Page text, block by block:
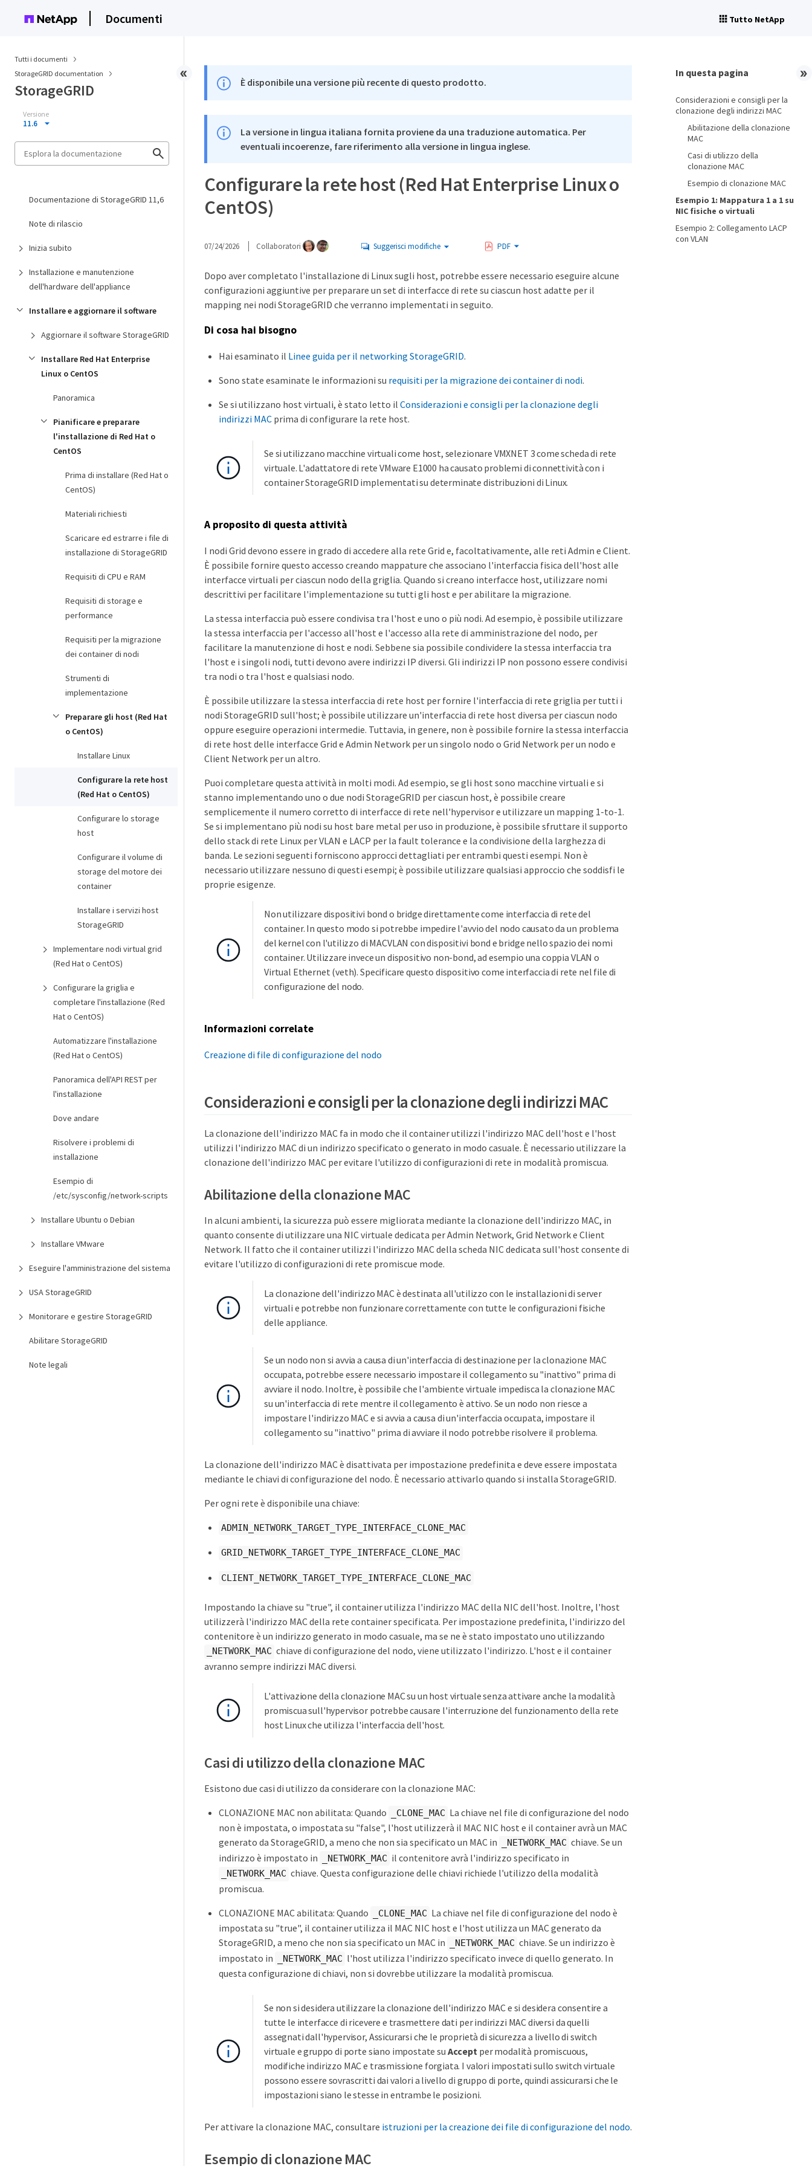
Documenti Tutto NetApp
Tutti i documenti
StorageGRID documentation
StorageGRID
Versione
11.6
Documentazione di StorageGRID 11,6
Note di rilascio
Inizia subito
Installazione e manutenzione
dell'hardware dell'appliance
Installare e aggiornare il software
Aggiornare il software StorageGRID
Installare Red Hat Enterprise
Linux o CentOS
Panoramica
Pianificare e preparare
l'installazione di Red Hat o
CentOS
Prima di installare (Red Hat o
CentOS)
Materiali richiesti
Scaricare ed estrarre i file di
installazione di StorageGRID
Requisiti di CPU e RAM
Requisiti di storage e
performance
Requisiti per la migrazione
dei container di nodi
Strumenti di
implementazione
Preparare gli host (Red Hat
o CentOS)
Installare Linux
Configurare la rete host
(Red Hat o CentOS)
Configurare lo storage
host
Configurare il volume di
storage del motore dei
container
Installare i servizi host
StorageGRID
Implementare nodi virtual grid
(Red Hat o CentOS)
Configurare la griglia e
completare l'installazione (Red
Hat o CentOS)
Automatizzare l'installazione
(Red Hat o CentOS)
Panoramica dell'API REST per
l'installazione
Dove andare
Risolvere i problemi di
installazione
Esempio di
/etc/sysconfig/network-scripts
Installare Ubuntu o Debian
Installare VMware
Eseguire l'amministrazione del sistema
USA StorageGRID
Monitorare e gestire StorageGRID
Abilitare StorageGRID
Note legali
È disponibile una versione più recente di questo prodotto.
La versione in lingua italiana fornita proviene da una traduzione automatica. Per
eventuali incoerenze, fare riferimento alla versione in lingua inglese.
Configurare la rete host (Red Hat Enterprise Linux o
CentOS)
07/24/2026 Collaboratori Suggerisci modifiche PDF
Dopo aver completato l'installazione di Linux sugli host, potrebbe essere necessario eseguire alcune
configurazioni aggiuntive per preparare un set di interfacce di rete su ciascun host adatte per il
mapping nei nodi StorageGRID che verranno implementati in seguito.
Di cosa hai bisogno
Hai esaminato il Linee guida per il networking StorageGRID.
Sono state esaminate le informazioni su requisiti per la migrazione dei container di nodi.
Se si utilizzano host virtuali, è stato letto il Considerazioni e consigli per la clonazione degli
indirizzi MAC prima di configurare la rete host.
Se si utilizzano macchine virtuali come host, selezionare VMXNET 3 come scheda di rete
virtuale. L'adattatore di rete VMware E1000 ha causato problemi di connettività con i
container StorageGRID implementati su determinate distribuzioni di Linux.
A proposito di questa attività
I nodi Grid devono essere in grado di accedere alla rete Grid e, facoltativamente, alle reti Admin e Client.
È possibile fornire questo accesso creando mappature che associano l'interfaccia fisica dell'host alle
interfacce virtuali per ciascun nodo della griglia. Quando si creano interfacce host, utilizzare nomi
descrittivi per facilitare l'implementazione su tutti gli host e per abilitare la migrazione.
La stessa interfaccia può essere condivisa tra l'host e uno o più nodi. Ad esempio, è possibile utilizzare
la stessa interfaccia per l'accesso all'host e l'accesso alla rete di amministrazione del nodo, per
facilitare la manutenzione di host e nodi. Sebbene sia possibile condividere la stessa interfaccia tra
l'host e i singoli nodi, tutti devono avere indirizzi IP diversi. Gli indirizzi IP non possono essere condivisi
tra nodi o tra l'host e qualsiasi nodo.
È possibile utilizzare la stessa interfaccia di rete host per fornire l'interfaccia di rete griglia per tutti i
nodi StorageGRID sull'host; è possibile utilizzare un'interfaccia di rete host diversa per ciascun nodo
oppure eseguire operazioni intermedie. Tuttavia, in genere, non è possibile fornire la stessa interfaccia
di rete host delle interfacce Grid e Admin Network per un singolo nodo o Grid Network per un nodo e
Client Network per un altro.
Puoi completare questa attività in molti modi. Ad esempio, se gli host sono macchine virtuali e si
stanno implementando uno o due nodi StorageGRID per ciascun host, è possibile creare
semplicemente il numero corretto di interfacce di rete nell'hypervisor e utilizzare un mapping 1-to-1.
Se si implementano più nodi su host bare metal per uso in produzione, è possibile sfruttare il supporto
dello stack di rete Linux per VLAN e LACP per la fault tolerance e la condivisione della larghezza di
banda. Le sezioni seguenti forniscono approcci dettagliati per entrambi questi esempi. Non è
necessario utilizzare nessuno di questi esempi; è possibile utilizzare qualsiasi approccio che soddisfi le
proprie esigenze.
Non utilizzare dispositivi bond o bridge direttamente come interfaccia di rete del
container. In questo modo si potrebbe impedire l'avvio del nodo causato da un problema
del kernel con l'utilizzo di MACVLAN con dispositivi bond e bridge nello spazio dei nomi
container. Utilizzare invece un dispositivo non-bond, ad esempio una coppia VLAN o
Virtual Ethernet (veth). Specificare questo dispositivo come interfaccia di rete nel file di
configurazione del nodo.
Informazioni correlate
Creazione di file di configurazione del nodo
Considerazioni e consigli per la clonazione degli indirizzi MAC
La clonazione dell'indirizzo MAC fa in modo che il container utilizzi l'indirizzo MAC dell'host e l'host
utilizzi l'indirizzo MAC di un indirizzo specificato o generato in modo casuale. È necessario utilizzare la
clonazione dell'indirizzo MAC per evitare l'utilizzo di configurazioni di rete in modalità promiscua.
Abilitazione della clonazione MAC
In alcuni ambienti, la sicurezza può essere migliorata mediante la clonazione dell'indirizzo MAC, in
quanto consente di utilizzare una NIC virtuale dedicata per Admin Network, Grid Network e Client
Network. Il fatto che il container utilizzi l'indirizzo MAC della scheda NIC dedicata sull'host consente di
evitare l'utilizzo di configurazioni di rete promiscue mode.
La clonazione dell'indirizzo MAC è destinata all'utilizzo con le installazioni di server
virtuali e potrebbe non funzionare correttamente con tutte le configurazioni fisiche
delle appliance.
Se un nodo non si avvia a causa di un'interfaccia di destinazione per la clonazione MAC
occupata, potrebbe essere necessario impostare il collegamento su "inattivo" prima di
avviare il nodo. Inoltre, è possibile che l'ambiente virtuale impedisca la clonazione MAC
su un'interfaccia di rete mentre il collegamento è attivo. Se un nodo non riesce a
impostare l'indirizzo MAC e si avvia a causa di un'interfaccia occupata, impostare il
collegamento su "inattivo" prima di avviare il nodo potrebbe risolvere il problema.
La clonazione dell'indirizzo MAC è disattivata per impostazione predefinita e deve essere impostata
mediante le chiavi di configurazione del nodo. È necessario attivarlo quando si installa StorageGRID.
Per ogni rete è disponibile una chiave:
ADMIN_NETWORK_TARGET_TYPE_INTERFACE_CLONE_MAC
GRID_NETWORK_TARGET_TYPE_INTERFACE_CLONE_MAC
CLIENT_NETWORK_TARGET_TYPE_INTERFACE_CLONE_MAC
Impostando la chiave su "true", il container utilizza l'indirizzo MAC della NIC dell'host. Inoltre, l'host
utilizzerà l'indirizzo MAC della rete container specificata. Per impostazione predefinita, l'indirizzo del
contenitore è un indirizzo generato in modo casuale, ma se ne è stato impostato uno utilizzando
_NETWORK_MAC chiave di configurazione del nodo, viene utilizzato l'indirizzo. L'host e il container
avranno sempre indirizzi MAC diversi.
L'attivazione della clonazione MAC su un host virtuale senza attivare anche la modalità
promiscua sull'hypervisor potrebbe causare l'interruzione del funzionamento della rete
host Linux che utilizza l'interfaccia dell'host.
Casi di utilizzo della clonazione MAC
Esistono due casi di utilizzo da considerare con la clonazione MAC:
CLONAZIONE MAC non abilitata: Quando
_CLONE_MAC La chiave nel file di configurazione del nodo
non è impostata, o impostata su "false", l'host utilizzerà il MAC NIC host e il container avrà un MAC
generato da StorageGRID, a meno che non sia specificato un MAC in
_NETWORK_MAC chiave. Se un
indirizzo è impostato in
_NETWORK_MAC il contenitore avrà l'indirizzo specificato in
_NETWORK_MAC chiave. Questa configurazione delle chiavi richiede l'utilizzo della modalità
promiscua.
CLONAZIONE MAC abilitata: Quando
_CLONE_MAC La chiave nel file di configurazione del nodo è
impostata su "true", il container utilizza il MAC NIC host e l'host utilizza un MAC generato da
StorageGRID, a meno che non sia specificato un MAC in
_NETWORK_MAC chiave. Se un indirizzo è
impostato in
_NETWORK_MAC l'host utilizza l'indirizzo specificato invece di quello generato. In
questa configurazione di chiavi, non si dovrebbe utilizzare la modalità promiscua.
Se non si desidera utilizzare la clonazione dell'indirizzo MAC e si desidera consentire a
tutte le interfacce di ricevere e trasmettere dati per indirizzi MAC diversi da quelli
assegnati dall'hypervisor, Assicurarsi che le proprietà di sicurezza a livello di switch
virtuale e gruppo di porte siano impostate su Accept per modalità promiscuous,
modifiche indirizzo MAC e trasmissione forgiata. I valori impostati sullo switch virtuale
possono essere sovrascritti dai valori a livello di gruppo di porte, quindi assicurarsi che le
impostazioni siano le stesse in entrambe le posizioni.
Per attivare la clonazione MAC, consultare istruzioni per la creazione dei file di configurazione del nodo.
Esempio di clonazione MAC
In questa pagina
Considerazioni e consigli per la
clonazione degli indirizzi MAC
Abilitazione della clonazione
MAC
Casi di utilizzo della
clonazione MAC
Esempio di clonazione MAC
Esempio 1: Mappatura 1 a 1 su
NIC fisiche o virtuali
Esempio 2: Collegamento LACP
con VLAN